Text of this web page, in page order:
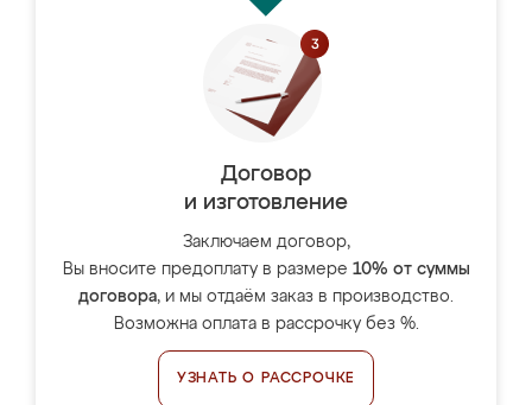
Договор
и изготовление
Заключаем договор,
Вы вносите предоплату в размере 10% от суммы
договора, и мы отдаём заказ в производство.
Возможна оплата в рассрочку без %.
УЗНАТЬ О РАССРОЧКЕ